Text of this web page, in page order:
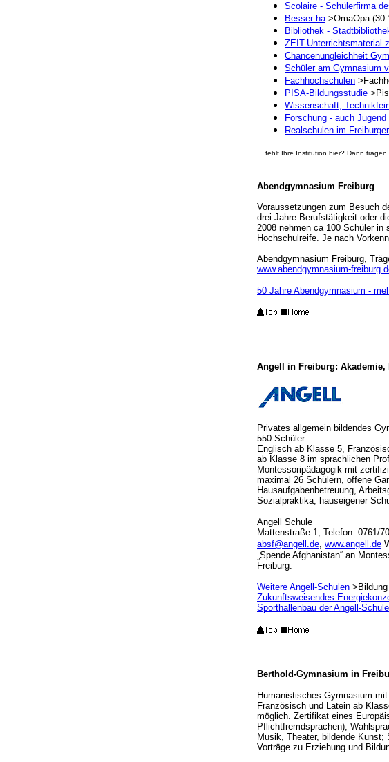
Scolaire - Schülerfirma
Besser ha>OmaOpa
Bibliothek -
ZEIT-Unterrichtsmaterial
Chancenungleichheit
Schüler am Gymnasium
Fachhochschulen
PISA-Bildungsstudie
Wissenschaft,
Forschung - auch
Realschulen im
... fehlt Ihre Institution hier? Dann
Abendgymnasium Freiburg
Voraussetzungen zum Besuch
drei Jahre Berufstätigkeit oder
2008 nehmen ca 100 Schüler in
Hochschulreife. Je nach
Abendgymnasium Freiburg,
www.abendgymnasium-
50 Jahre Abendgymnasium -
Angell in Freiburg:
Privates allgemein bildendes
550 Schüler.
Englisch ab Klasse 5,
ab Klasse 8 im sprachlichen
Montessoripädagogik mit
maximal 26 Schülern, offene
Hausaufgabenbetreuung,
Sozialpraktika, hauseigener
Angell Schule
Mattenstraße 1, Telefon: 0761/
absf@angell.de, www.angell.de
„Spende Afghanistan“ an
Freiburg.
Weitere Angell-Schulen >Bildung
Zukunftsweisendes
Sporthallenbau der Angell-
Berthold-Gymnasium in
Humanistisches Gymnasium
Französisch und Latein ab
möglich. Zertifikat eines
Pflichtfremdsprachen);
Musik, Theater, bildende
Vorträge zu Erziehung und